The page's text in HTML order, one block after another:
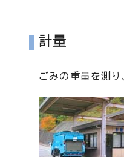
計量
ごみの重量を測り